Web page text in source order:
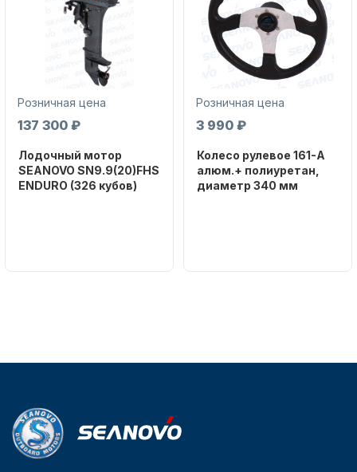
Подобрать запчасти для
лодочных моторов
Розничная цена
137 300 ₽
Лодочный мотор
SEANOVO SN9.9(20)FHS
ENDURO (326 кубов)
Розничная цена
3 990 ₽
Колесо рулевое 161-A
алюм.+ полиуретан,
диаметр 340 мм